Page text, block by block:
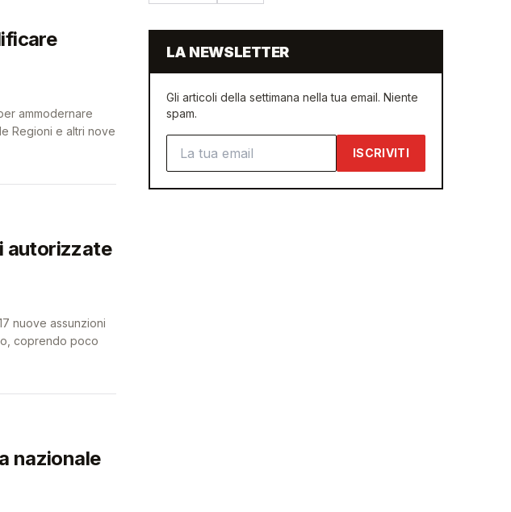
ammodernare
Regioni e altri nove
autorizzate
nuove assunzioni
coprendo poco
nazionale
LA NEWSLETTER
Gli articoli della settimana nella tua email. Niente
spam.
ISCRIVITI